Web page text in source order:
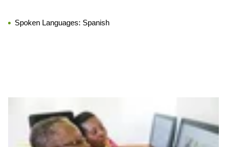
Spoken Languages: Spanish